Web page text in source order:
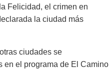
Felicidad, el crimen en
la ciudad más
ciudades se
en el programa de El Camino